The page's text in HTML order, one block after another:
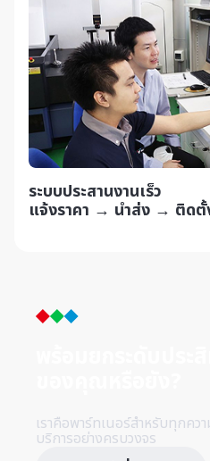
ระบบประสานงานเร็ว
แจ้งราคา → นำส่ง → ติดตั้
เราคือพาร์ทเนอร์สำหรับทุกค
บริการอย่างครบวงจร